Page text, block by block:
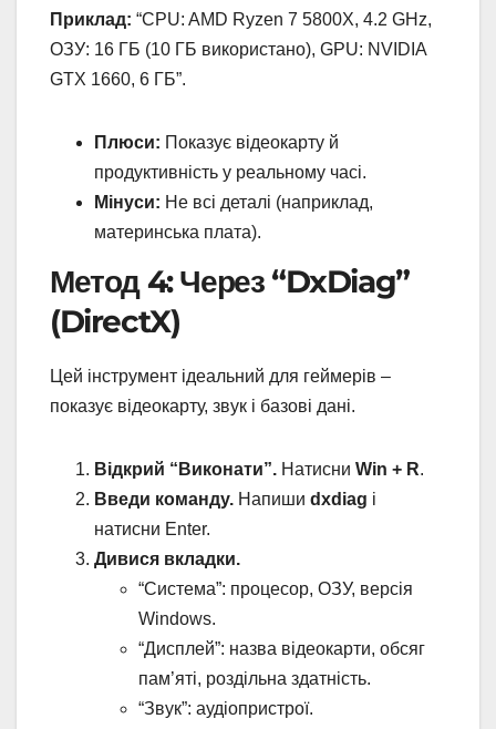
Приклад: “CPU: AMD Ryzen 7 5800X, 4.2 GHz,
ОЗУ: 16 ГБ (10 ГБ використано), GPU: NVIDIA
GTX 1660, 6 ГБ”.
Плюси: Показує відеокарту й
продуктивність у реальному часі.
Мінуси: Не всі деталі (наприклад,
материнська плата).
Метод 4: Через “DxDiag”
(DirectX)
Цей інструмент ідеальний для геймерів –
показує відеокарту, звук і базові дані.
Відкрий “Виконати”. Натисни Win + R.
Введи команду. Напиши dxdiag і
натисни Enter.
Дивися вкладки.
“Система”: процесор, ОЗУ, версія
Windows.
“Дисплей”: назва відеокарти, обсяг
пам’яті, роздільна здатність.
“Звук”: аудіопристрої.